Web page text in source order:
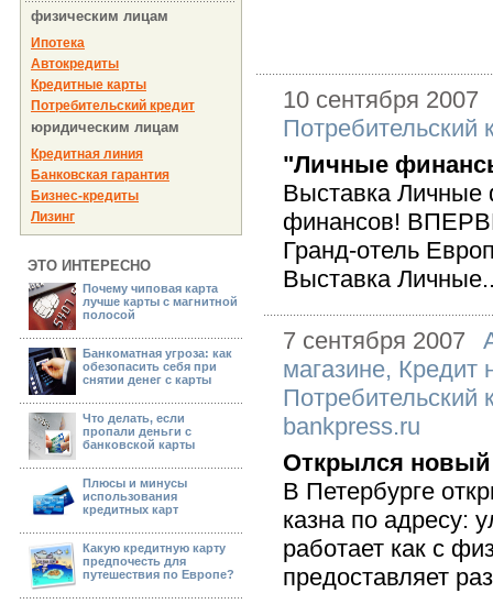
физическим лицам
Ипотека
Автокредиты
Кредитные карты
Потребительский кредит
юридическим лицам
Кредитная линия
Банковская гарантия
Бизнес-кредиты
Лизинг
ЭТО ИНТЕРЕСНО
Почему чиповая карта
лучше карты с магнитной
полосой
Банкоматная угроза: как
обезопасить себя при
снятии денег с карты
Что делать, если
пропали деньги с
банковской карты
Плюсы и минусы
использования
кредитных карт
Какую кредитную карту
предпочесть для
путешествия по Европе?
10 сентября 2007
Потребительский
"Личные
Выставка
финансов!
Гранд-отель
Выставка
7 сентября 2007
магазине, Кредит
Потребительский
bankpress.ru
Открылся новый
В Петербурге
казна по адресу:
работает как с
предоставляет